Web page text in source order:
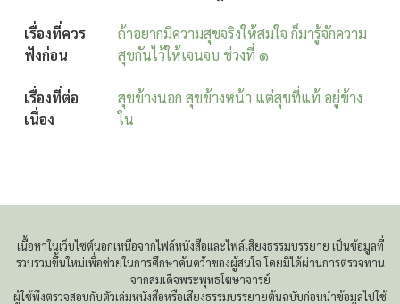
เรื่องที่ควร
ฟังก่อน
ถ้าอยากมีความสุขจริงให้สมใจ ก็มารู้จักความ
สุขกันไว้ให้เจนจบ ช่วงที่ ๑
เรื่องที่ต่อ
เนื่อง
สุขข้างนอก สุขข้างหน้า แต่สุขที่แท้ อยู่ข้าง
ใน
เนื้อหาในเว็บไซต์นอกเหนือจากไฟล์หนังสือและไฟล์เสียงธรรมบรรยาย เป็นข้อมูลที่
รวบรวมขึ้นใหม่เพื่อช่วยในการศึกษาค้นคว้าของผู้สนใจ โดยมิได้ผ่านการตรวจทาน
จากสมเด็จพระพุทธโฆษาจารย์
ผู้ใช้พึงตรวจสอบกับตัวเล่มหนังสือหรือเสียงธรรมบรรยายต้นฉบับก่อนนำข้อมูลไปใช้